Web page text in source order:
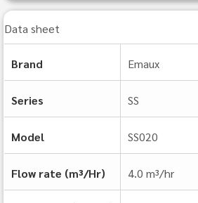
Data sheet
Brand Emaux
Series SS
Model SS020
Flow rate (m³/Hr) 4.0 m³/hr